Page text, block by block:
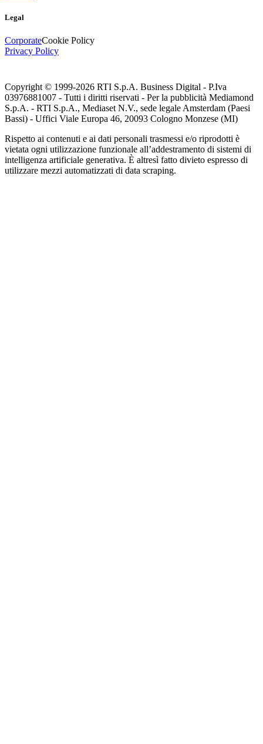
Legal
CorporateCookie Policy
Privacy Policy
Copyright © 1999-2026 RTI S.p.A. Business Digital - P.Iva
03976881007 - Tutti i diritti riservati - Per la pubblicità Mediamond
S.p.A. - RTI S.p.A., Mediaset N.V., sede legale Amsterdam (Paesi
Bassi) - Uffici Viale Europa 46, 20093 Cologno Monzese (MI)
Rispetto ai contenuti e ai dati personali trasmessi e/o riprodotti è
vietata ogni utilizzazione funzionale all’addestramento di sistemi di
intelligenza artificiale generativa. È altresì fatto divieto espresso di
utilizzare mezzi automatizzati di data scraping.